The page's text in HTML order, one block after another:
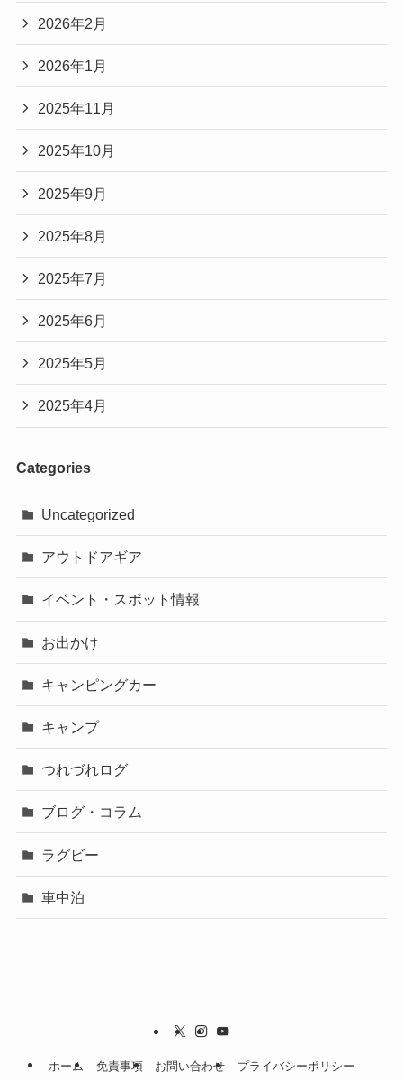
2026年2月
2026年1月
2025年11月
2025年10月
2025年9月
2025年8月
2025年7月
2025年6月
2025年5月
2025年4月
Categories
Uncategorized
アウトドアギア
イベント・スポット情報
お出かけ
キャンピングカー
キャンプ
つれづれログ
ブログ・コラム
ラグビー
車中泊
ホーム 免責事項 お問い合わせ プライバシーポリシー